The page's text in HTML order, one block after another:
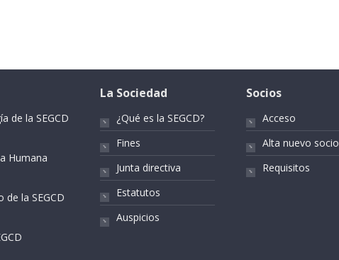
de la SEGCD
Humana
la SEGCD
La Sociedad
¿Qué es la SEGCD?
Fines
Junta directiva
Estatutos
Auspicios
Socios
Acceso
Alta nuevo socio
Requisitos